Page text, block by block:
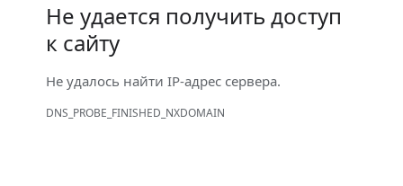
Не удается получить доступ
к сайту
Не удалось найти IP-адрес сервера.
DNS_PROBE_FINISHED_NXDOMAIN